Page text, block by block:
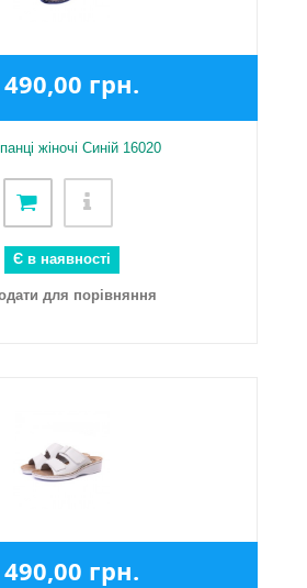
грн.
жіночі Синій 16020
Є в наявності
для порівняння
грн.